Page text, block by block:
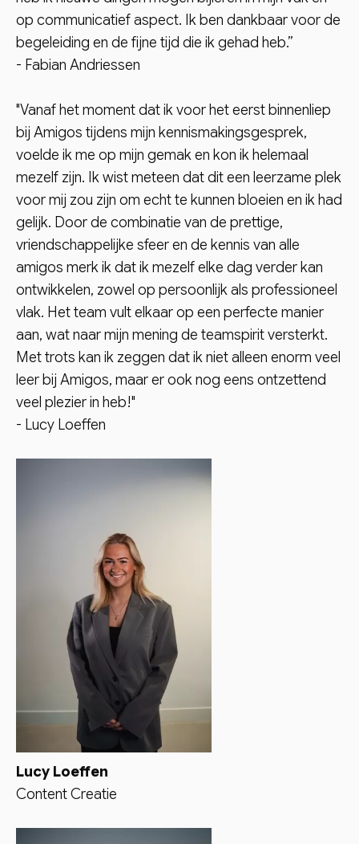
op communicatief aspect. Ik ben dankbaar voor de
begeleiding en de fijne tijd die ik gehad heb.”
- Fabian Andriessen
"Vanaf het moment dat ik voor het eerst binnenliep
bij Amigos tijdens mijn kennismakingsgesprek,
voelde ik me op mijn gemak en kon ik helemaal
mezelf zijn. Ik wist meteen dat dit een leerzame plek
voor mij zou zijn om echt te kunnen bloeien en ik had
gelijk. Door de combinatie van de prettige,
vriendschappelijke sfeer en de kennis van alle
amigos merk ik dat ik mezelf elke dag verder kan
ontwikkelen, zowel op persoonlijk als professioneel
vlak. Het team vult elkaar op een perfecte manier
aan, wat naar mijn mening de teamspirit versterkt.
Met trots kan ik zeggen dat ik niet alleen enorm veel
leer bij Amigos, maar er ook nog eens ontzettend
veel plezier in heb!"
- Lucy Loeffen
Lucy Loeffen
Content Creatie